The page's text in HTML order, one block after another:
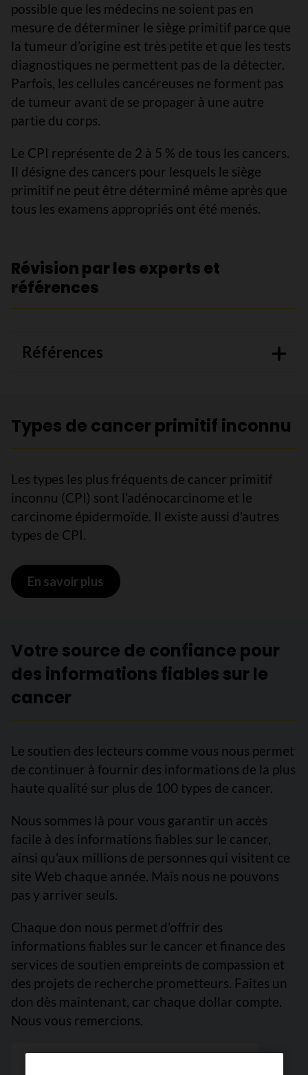
possible que les médecins ne soient pas en
mesure de déterminer le siège primitif parce que
la tumeur d’origine est très petite et que les tests
diagnostiques ne permettent pas de la détecter.
Parfois, les cellules cancéreuses ne forment pas
de tumeur avant de se propager à une autre
partie du corps.
Le CPI représente de 2 à 5 % de tous les cancers.
Il désigne des cancers pour lesquels le siège
primitif ne peut être déterminé même après que
tous les examens appropriés ont été menés.
Révision par les experts et
références
Références
Types de cancer primitif inconnu
Les types les plus fréquents de cancer primitif
inconnu (CPI) sont l’adénocarcinome et le
carcinome épidermoïde. Il existe aussi d'autres
types de CPI.
En savoir plus sur Types de cancer primitif inconnu
Votre source de confiance pour
des informations fiables sur le
cancer
Le soutien des lecteurs comme vous nous permet
de continuer à fournir des informations de la plus
haute qualité sur plus de 100 types de cancer.
Nous sommes là pour vous garantir un accès
facile à des informations fiables sur le cancer,
ainsi qu’aux millions de personnes qui visitent ce
site Web chaque année. Mais nous ne pouvons
pas y arriver seuls.
Chaque don nous permet d’offrir des
informations fiables sur le cancer et finance des
services de soutien empreints de compassion et
des projets de recherche prometteurs. Faites un
don dès maintenant, car chaque dollar compte.
Nous vous remercions.